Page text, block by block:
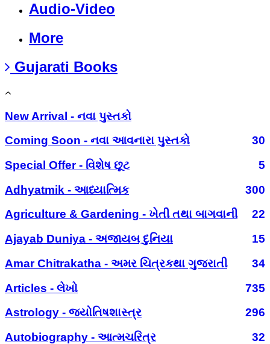
Audio-Video
More
Gujarati Books
New Arrival - નવા પુસ્તકો
Coming Soon - નવા આવનારા પુસ્તકો
30
Special Offer - વિશેષ છૂટ
5
Adhyatmik - આધ્યાત્મિક
300
Agriculture & Gardening - ખેતી તથા બાગવાની
22
Ajayab Duniya - અજાયબ દુનિયા
15
Amar Chitrakatha - અમર ચિત્રકથા ગુજરાતી
34
Articles - લેખો
735
Astrology - જ્યોતિષશાસ્ત્ર
296
Autobiography - આત્મચરિત્ર
32